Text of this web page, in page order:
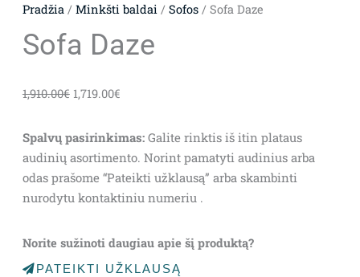
Pradžia/ Minkšti baldai/ Sofos/ Sofa Daze
Sofa Daze
1,910.00€ price
1,910.00€.
1,719.00€price
1,719.00€.
Spalvų pasirinkimas:Galite rinktis iš itin plataus
audinių asortimento. Norint pamatyti audinius arba
odas prašome “Pateikti užklausą” arba skambinti
nurodytu kontaktiniu numeriu .
Norite sužinoti daugiau apie šį produktą?
PATEIKTI UŽKLAUSĄ